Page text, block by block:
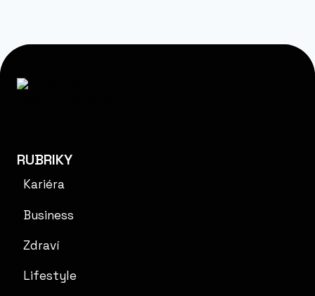
RUBRIKY
Kariéra
Business
Zdraví
Lifestyle